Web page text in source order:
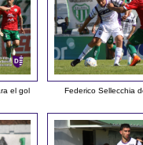
el gol Federico Sellecchia